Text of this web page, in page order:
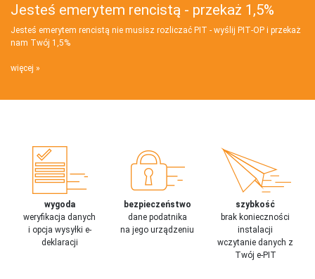
Jesteś emerytem rencistą - przekaż 1,5%
Jesteś emerytem rencistą nie musisz rozliczać PIT - wyślij PIT‑OP i przekaż
nam Twój 1,5%
więcej
wygoda
weryfikacja danych
i opcja wysyłki e-
deklaracji
bezpieczeństwo
dane podatnika
na jego urządzeniu
szybkość
brak konieczności
instalacji
wczytanie danych z
Twój e-PIT